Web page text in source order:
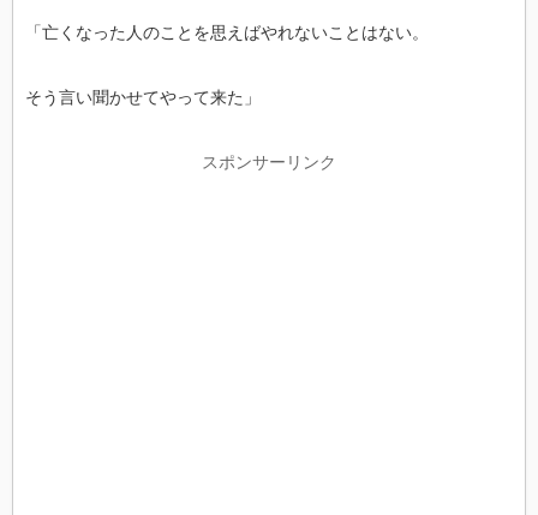
「亡くなった人のことを思えばやれないことはない。
そう言い聞かせてやって来た」
スポンサーリンク